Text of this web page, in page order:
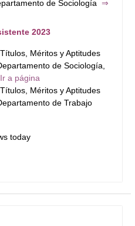
de Sociología ⇒
2023
Méritos y Aptitudes
de Sociología,
a página
Méritos y Aptitudes
de Trabajo
today